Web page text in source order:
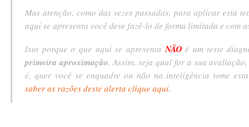
Mas atenção, como das vezes passadas, para aplicar esta
aqui se apresenta você deve fazê-lo de forma limitada e com
Isto porque o que aqui se apresentaNÃOé um teste
primeira aproximação. Assim, seja qual for a sua
é, quer você se enquadre ou não na inteligência tome
saber as razões deste alerta clique aqui.